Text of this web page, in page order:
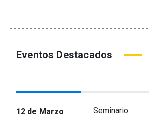
Eventos Destacados
12 de Marzo
Seminario